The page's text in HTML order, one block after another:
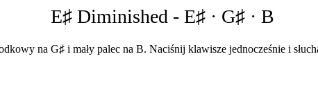
E♯ Diminished -E♯ · G♯ · B
na G♯ i mały palec na B. Naciśnij klawisze jednocześnie i